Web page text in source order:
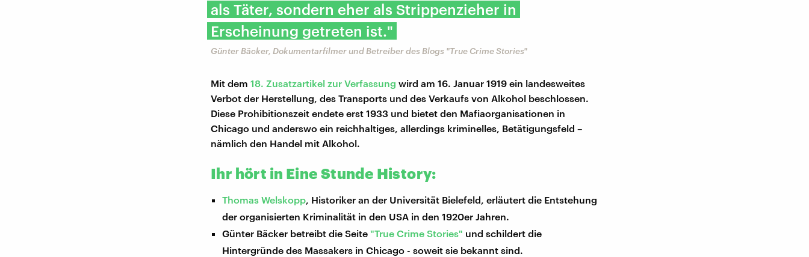
als Täter, sondern eher als Strippenzieher in
Erscheinung getreten ist."
Günter Bäcker, Dokumentarfilmer und Betreiber des Blogs "True Crime Stories"
Mit dem 18. Zusatzartikel zur Verfassung wird am 16. Januar 1919 ein landesweites
Verbot der Herstellung, des Transports und des Verkaufs von Alkohol beschlossen.
Diese Prohibitionszeit endete erst 1933 und bietet den Mafiaorganisationen in
Chicago und anderswo ein reichhaltiges, allerdings kriminelles, Betätigungsfeld –
nämlich den Handel mit Alkohol.
Ihr hört in Eine Stunde History:
Thomas Welskopp, Historiker an der Universität Bielefeld, erläutert die Entstehung
der organisierten Kriminalität in den USA in den 1920er Jahren.
Günter Bäcker betreibt die Seite "True Crime Stories" und schildert die
Hintergründe des Massakers in Chicago - soweit sie bekannt sind.